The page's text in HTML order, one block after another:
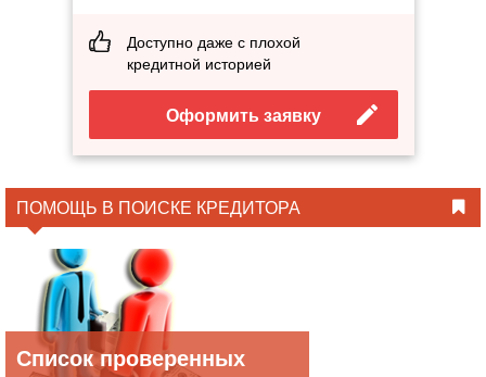
Доступно даже с плохой
кредитной историей
Оформить заявку
ПОМОЩЬ В ПОИСКЕ КРЕДИТОРА
Список проверенных